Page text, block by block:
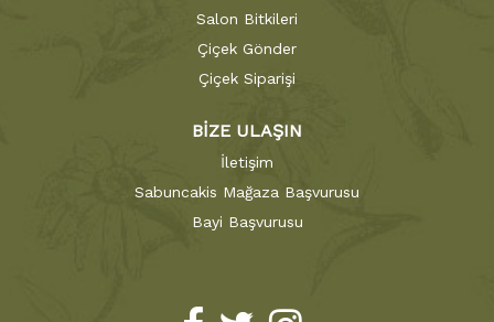
Salon Bitkileri
Çiçek Gönder
Çiçek Siparişi
BİZE ULAŞIN
İletişim
Sabuncakis Mağaza Başvurusu
Bayi Başvurusu